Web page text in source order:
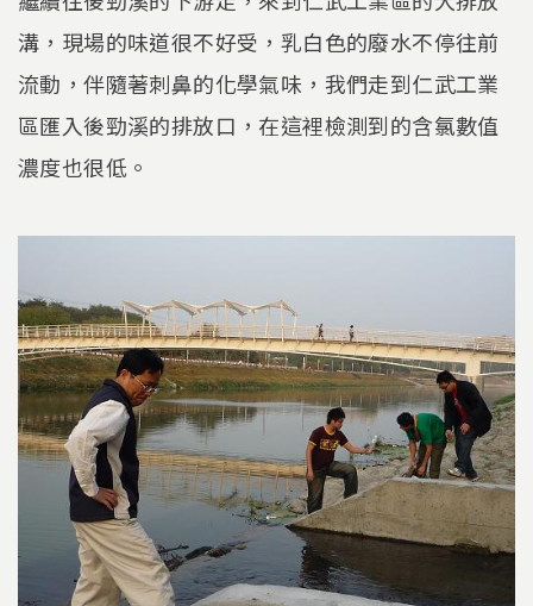
溝，現場的味道很不好受，乳白色的廢水不停往前
流動，伴隨著刺鼻的化學氣味，我們走到仁武工業
區匯入後勁溪的排放口，在這裡檢測到的含氯數值
濃度也很低。